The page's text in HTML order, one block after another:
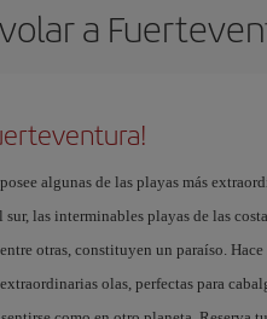
a
algunas de las playas más
sur, las interminables playas de las
, entre otras, constituyen un paraíso.
olas, perfectas para